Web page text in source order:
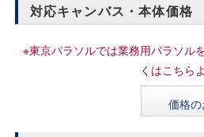
対応キャンバス・本体価格
※東京パラソルでは業務用パラソル
くはこちら
価格